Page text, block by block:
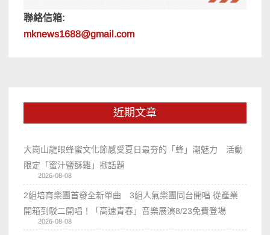
聯絡信箱:
mknews1688@gmail.com
近期文章
大崗山龍眼蜂蜜文化節感受夏日最夯的「蜂」潮魅力 活動
限定「蜜汁鹽酥雞」掀話題
2026-08-08
2組培育樂團首發全新單曲 3組人氣樂團同台開唱 從產業
開箱到駁二開唱！「高速青春」音樂展演8/23免費登場
2026-08-08